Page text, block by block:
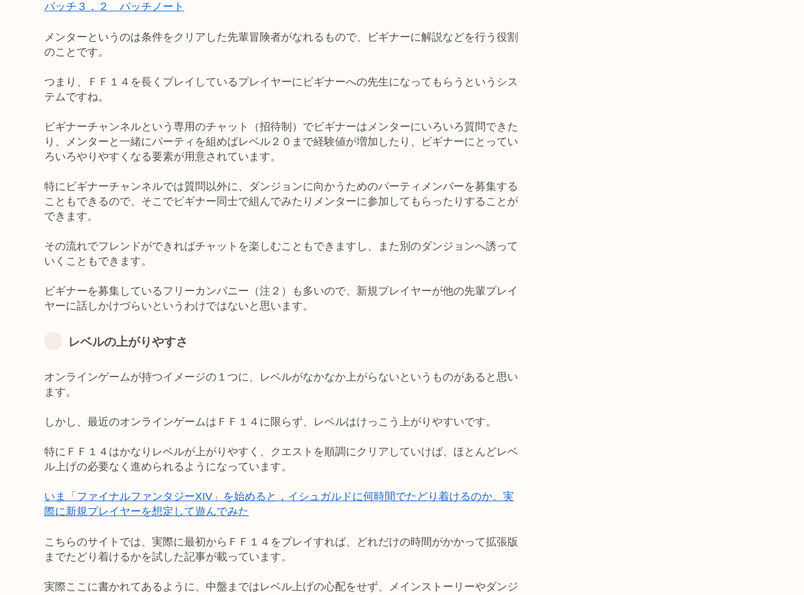
パッチ３．２ パッチノート
メンターというのは条件をクリアした先輩冒険者がなれるもので、ビギナーに解説などを行う役割
のことです。
つまり、ＦＦ１４を長くプレイしているプレイヤーにビギナーへの先生になってもらうというシス
テムですね。
ビギナーチャンネルという専用のチャット（招待制）でビギナーはメンターにいろいろ質問できた
り、メンターと一緒にパーティを組めばレベル２０まで経験値が増加したり、ビギナーにとってい
ろいろやりやすくなる要素が用意されています。
特にビギナーチャンネルでは質問以外に、ダンジョンに向かうためのパーティメンバーを募集する
こともできるので、そこでビギナー同士で組んでみたりメンターに参加してもらったりすることが
できます。
その流れでフレンドができればチャットを楽しむこともできますし、また別のダンジョンへ誘って
いくこともできます。
ビギナーを募集しているフリーカンパニー（注２）も多いので、新規プレイヤーが他の先輩プレイ
ヤーに話しかけづらいというわけではないと思います。
レベルの上がりやすさ
オンラインゲームが持つイメージの１つに、レベルがなかなか上がらないというものがあると思い
ます。
しかし、最近のオンラインゲームはＦＦ１４に限らず、レベルはけっこう上がりやすいです。
特にＦＦ１４はかなりレベルが上がりやすく、クエストを順調にクリアしていけば、ほとんどレベ
ル上げの必要なく進められるようになっています。
いま「ファイナルファンタジーXIV」を始めると，イシュガルドに何時間でたどり着けるのか。実
際に新規プレイヤーを想定して遊んでみた
こちらのサイトでは、実際に最初からＦＦ１４をプレイすれば、どれだけの時間がかかって拡張版
までたどり着けるかを試した記事が載っています。
実際ここに書かれてあるように、中盤まではレベル上げの心配をせず、メインストーリーやダンジ